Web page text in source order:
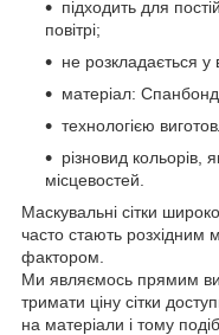
підходить для
повітрі;
не розкладається
матеріал: Спанбонд
технологією
різновид кольорів,
місцевостей.
Маскувальні сітки
часто стають розхідним
фактором.
Ми являємось прямим
тримати ціну сітки
на матеріали і тому